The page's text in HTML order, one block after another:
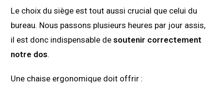
Le choix du siège est tout aussi crucial que celui du
bureau. Nous passons plusieurs heures par jour assis,
il est donc indispensable desoutenir correctement
notre dos.
Une chaise ergonomique doit offrir :